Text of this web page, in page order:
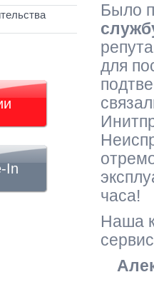
Было
для
часа!
Наша
In